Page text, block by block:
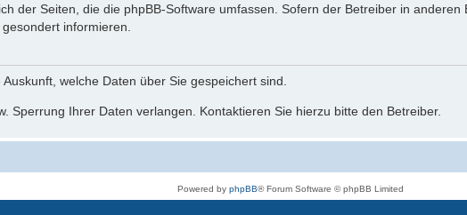
der Seiten, die die phpBB-Software umfassen. Sofern der Betreiber in
informieren.
welche Daten über Sie gespeichert sind.
Sperrung Ihrer Daten verlangen. Kontaktieren Sie hierzu bitte den Betreiber.
Powered by phpBB® Forum Software © phpBB Limited